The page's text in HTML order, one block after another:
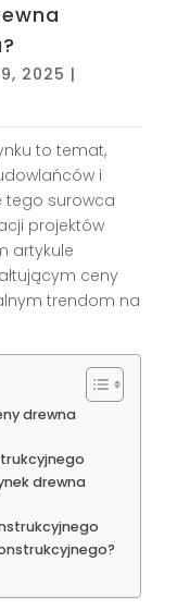
2025 |
to temat,
i
tego surowca
projektów
artykule
ceny
trendom na
drewna
drewna